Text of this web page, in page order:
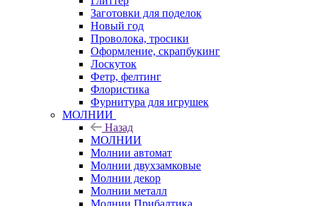
Заготовки для поделок
Новый год
Проволока, тросики
Оформление, скрапбукинг
Лоскуток
Фетр, фелтинг
Флористика
Фурнитура для игрушек
МОЛНИИ
Назад
МОЛНИИ
Молнии автомат
Молнии двухзамковые
Молнии декор
Молнии металл
Молнии Прибалтика